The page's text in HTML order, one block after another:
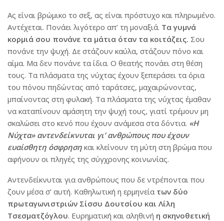
Ας είναι βρώμικο το σεξ, ας είναι πρόστυχο και πληρωμένο.
Αντέχεται. Πονάει λιγότερο απ’ τη μοναξιά. Τα γυμνά
κορμιά σου πονάνε τα μάτια όταν τα κοιτάζεις. Σου
πονάνε την ψυχή. Δε στάζουν καύλα, στάζουν πόνο και
αίμα. Μα δεν πονάνε τα ίδια. Ο θεατής πονάει στη θέση
τους. Τα πλάσματα της νύχτας έχουν ξεπεράσει τα όρια
του πόνου πηδώντας από ταράτσες, μαχαιρώνοντας,
μπαίνοντας στη φυλακή. Τα πλάσματα της νύχτας έμαθαν
να καταπίνουν αμάσητη την ψυχή τους, γιατί τρέμουν μη
σκαλώσει στο κενό που έχουν ανάμεσα στα δόντια. «Η
Νύχτα» αντενδείκνυται γι’ ανθρώπους που έχουν
ευαίσθητη όσφρηση και κλείνουν τη μύτη στη βρώμα που
αφήνουν οι πληγές της σύγχρονης κοινωνίας.
Αντενδείκνυται για ανθρώπους που δε ντρέπονται που
ζουν μέσα σ’ αυτή. Καθηλωτική η ερμηνεία των δύο
πρωταγωνιστριών Σίσσυ Δουτσίου και Λίλη
Τσεσματζόγλου. Ευρηματική και αληθινή η σκηνοθετική